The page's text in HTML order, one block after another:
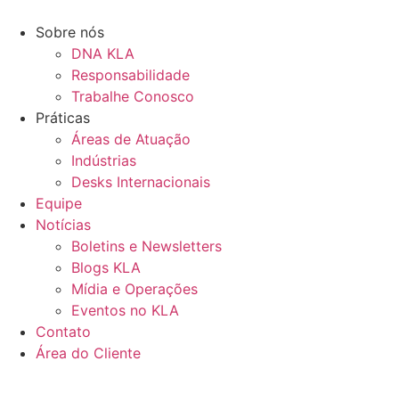
para
conteúdo
Sobre nós
DNA KLA
Responsabilidade
Trabalhe Conosco
Práticas
Áreas de Atuação
Indústrias
Desks Internacionais
Equipe
Notícias
Boletins e Newsletters
Blogs KLA
Mídia e Operações
Eventos no KLA
Contato
Área do Cliente